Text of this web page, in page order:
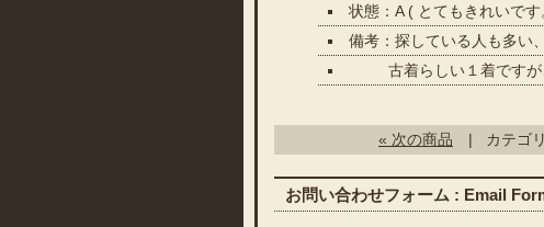
状態：A ( とてもきれいです
備考：探している人も多い
古着らしい１着ですが、
« 次の商品
| カテゴ
お問い合わせフォーム : Email